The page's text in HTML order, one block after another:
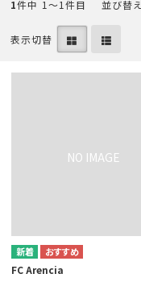
1件中 1〜1件目 並び替え
表示切替
FC Arencia